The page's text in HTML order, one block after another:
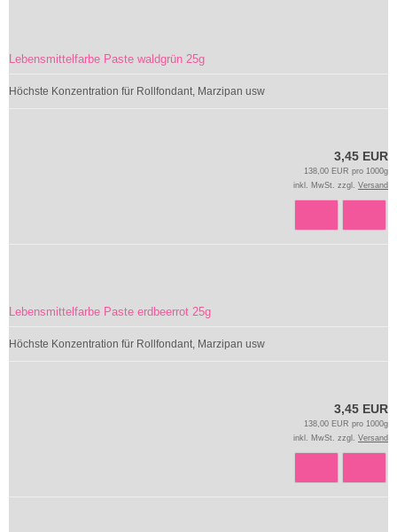
Lebensmittelfarbe Paste waldgrün 25g
Höchste Konzentration für Rollfondant, Marzipan usw
3,45 EUR
138,00 EUR pro 1000g
inkl. MwSt. zzgl. Versand
Lebensmittelfarbe Paste erdbeerrot 25g
Höchste Konzentration für Rollfondant, Marzipan usw
3,45 EUR
138,00 EUR pro 1000g
inkl. MwSt. zzgl. Versand